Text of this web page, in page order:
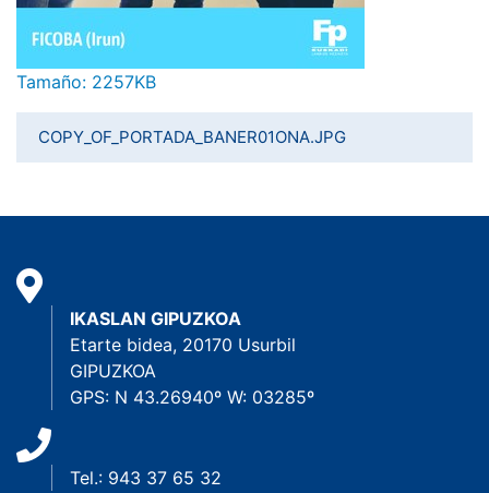
Haga clic aquí para ver la imagen a tamaño completo…
Tamaño: 2257KB
COPY_OF_PORTADA_BANER01ONA.JPG
IKASLAN GIPUZKOA
Etarte bidea, 20170 Usurbil
GIPUZKOA
GPS: N 43.26940º W: 03285º
Tel.: 943 37 65 32